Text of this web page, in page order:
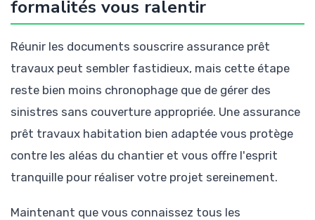
formalités vous ralentir
Réunir les documents souscrire assurance prêt
travaux peut sembler fastidieux, mais cette étape
reste bien moins chronophage que de gérer des
sinistres sans couverture appropriée. Une assurance
prêt travaux habitation bien adaptée vous protège
contre les aléas du chantier et vous offre l'esprit
tranquille pour réaliser votre projet sereinement.
Maintenant que vous connaissez tous les